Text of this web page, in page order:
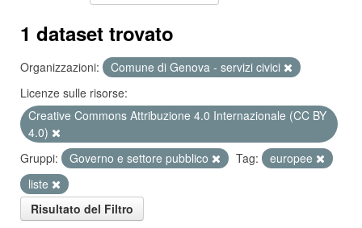
1 dataset trovato
Organizzazioni:
Comune di Genova - servizi civici
Licenze sulle risorse:
Creative Commons Attribuzione 4.0 Internazionale (CC BY
4.0)
Gruppi:
Governo e settore pubblico Tag:
europee
liste
Risultato del Filtro